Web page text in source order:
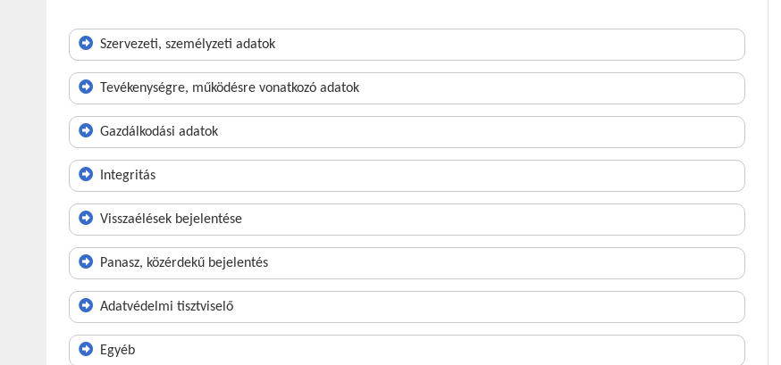
Szervezeti, személyzeti adatok
Tevékenységre, működésre vonatkozó adatok
Gazdálkodási adatok
Integritás
Visszaélések bejelentése
Panasz, közérdekű bejelentés
Adatvédelmi tisztviselő
Egyéb